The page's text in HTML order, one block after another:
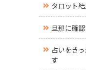
タロット
旦那に確
占いをき
す